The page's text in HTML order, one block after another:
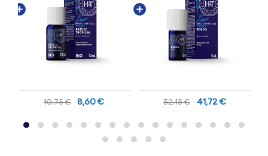
10,75 € 8,60 € 52,15 € 41,72 €